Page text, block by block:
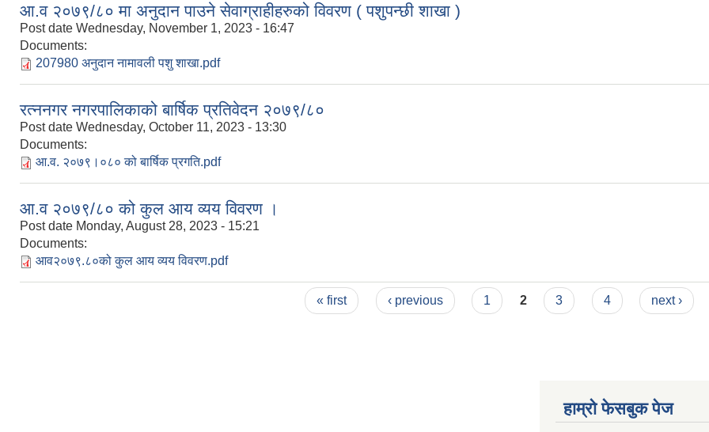
आ.व २०७९/८० मा अनुदान पाउने सेवाग्राहीहरुको विवरण ( पशुपन्छी शाखा )
Post date Wednesday, November 1, 2023 - 16:47
Documents:
207980 अनुदान नामावली पशु शाखा.pdf
रत्ननगर नगरपालिकाको बार्षिक प्रतिवेदन २०७९/८०
Post date Wednesday, October 11, 2023 - 13:30
Documents:
आ.व. २०७९।०८० को बार्षिक प्रगति.pdf
आ.व २०७९/८० को कुल आय व्यय विवरण ।
Post date Monday, August 28, 2023 - 15:21
Documents:
आव२०७९.८०को कुल आय व्यय विवरण.pdf
« first ‹ previous 1 2 3 4 next ›
हाम्रो फेसबुक पेज